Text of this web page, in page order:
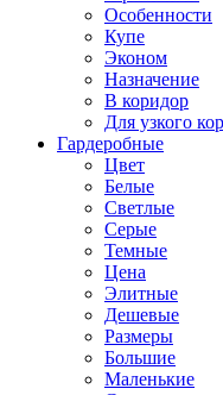
Особенности
Купе
Эконом
Назначение
В коридор
Для узкого
Гардеробные
Цвет
Белые
Светлые
Серые
Темные
Цена
Элитные
Дешевые
Размеры
Большие
Маленькие